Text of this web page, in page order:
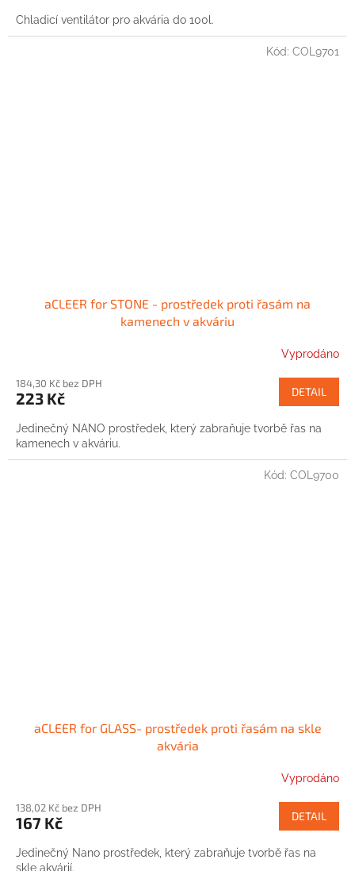
Chladicí ventilátor pro akvária do 100l.
aCLEER for STONE - prostředek proti řasám na
kamenech v akváriu
Vyprodáno
184,30 Kč bez DPH
223 Kč DETAIL
Jedinečný NANO prostředek, který zabraňuje tvorbě řas na
kamenech v akváriu.
Kód: COL9701
aCLEER for GLASS- prostředek proti řasám na skle
akvária
Vyprodáno
138,02 Kč bez DPH
167 Kč DETAIL
Jedinečný Nano prostředek, který zabraňuje tvorbě řas na
skle akvárií.
Kód: COL9700